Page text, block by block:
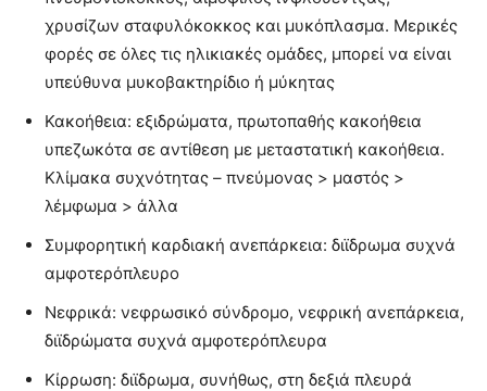
χρυσίζων σταφυλόκοκκος και μυκόπλασμα. Μερικές
φορές σε όλες τις ηλικιακές ομάδες, μπορεί να είναι
υπεύθυνα μυκοβακτηρίδιο ή μύκητας
Κακοήθεια: εξιδρώματα, πρωτοπαθής κακοήθεια
υπεζωκότα σε αντίθεση με μεταστατική κακοήθεια.
Κλίμακα συχνότητας – πνεύμονας > μαστός >
λέμφωμα > άλλα
Συμφορητική καρδιακή ανεπάρκεια: διϊδρωμα συχνά
αμφοτερόπλευρο
Νεφρικά: νεφρωσικό σύνδρομο, νεφρική ανεπάρκεια,
διϊδρώματα συχνά αμφοτερόπλευρα
Κίρρωση: διϊδρωμα, συνήθως, στη δεξιά πλευρά